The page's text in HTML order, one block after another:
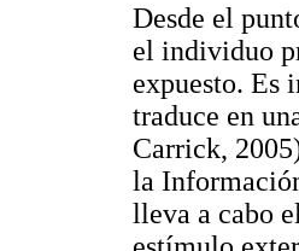
Desde el
el individuo
expuesto. Es
traduce en
Carrick,
la
lleva a cabo